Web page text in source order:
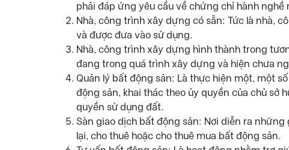
phải đáp ứng yêu cầu về chứng chỉ hành nghề
Nhà, công trình xây dựng có sẵn: Tức là nhà,
và được đưa vào sử dụng.
Nhà, công trình xây dựng hình thành trong
đang trong quá trình xây dựng và hiện chưa
Quản lý bất động sản: Là thực hiện một, một
động sản, khai thác theo ủy quyền của chủ sở
quyền sử dụng đất.
Sàn giao dịch bất động sản: Nơi diễn ra
lại, cho thuê hoặc cho thuê mua bất động sản.